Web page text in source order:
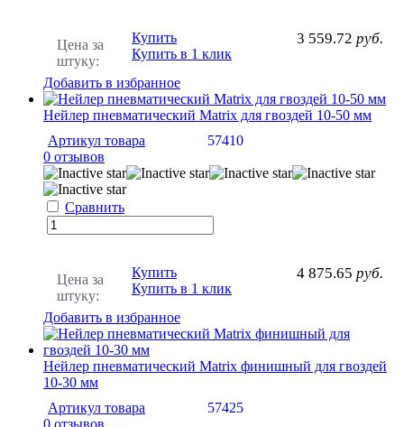
Цена за
штуку:
3 559.72 руб.
Купить
Купить в 1 клик
Добавить в избранное
Нейлер пневматический Matrix для гвоздей 10-50 мм
Артикул товара
57410
0 отзывов
Сравнить
Цена за
штуку:
4 875.65 руб.
Купить
Купить в 1 клик
Добавить в избранное
Нейлер пневматический Matrix финишный для гвоздей
10-30 мм
Артикул товара
57425
0 отзывов